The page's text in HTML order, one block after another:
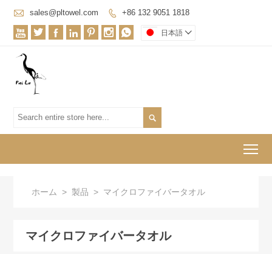
 sales@pltowel.com  +86 132 9051 1818
       日本語 

ホーム > 製品 > マイクロファイバータオル
マイクロファイバータオル